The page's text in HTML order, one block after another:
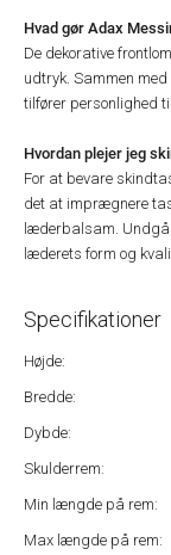
Hvad gør Adax
De dekorative
udtryk. Sammen
tilfører personlighed
Hvordan plejer jeg
For at bevare
det at imprægnere
læderbalsam. Undgå
læderets form og
Specifikationer
Højde:
Bredde:
Dybde:
Skulderrem:
Min længde på rem:
Max længde på rem: